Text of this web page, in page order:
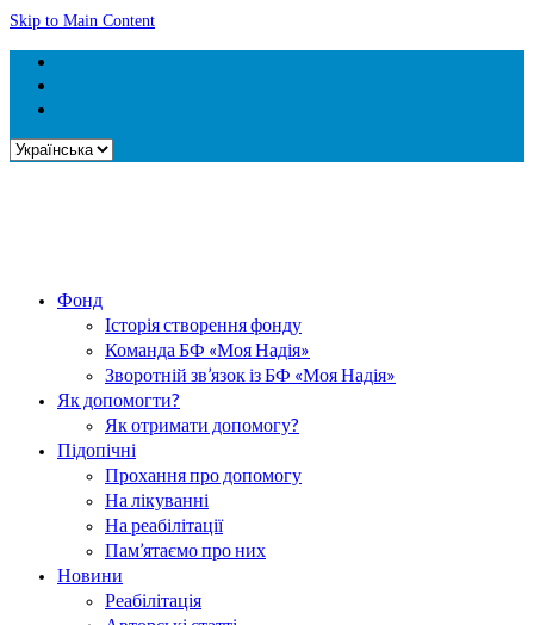
Skip to Main Content
Вибрати
Фонд
Історія створення фонду
Команда БФ «Моя Надія»
Зворотній зв’язок із БФ «Моя Надія»
Як допомогти?
Як отримати допомогу?
Підопічні
Прохання про допомогу
На лікуванні
На реабілітації
Пам’ятаємо про них
Новини
Реабілітація